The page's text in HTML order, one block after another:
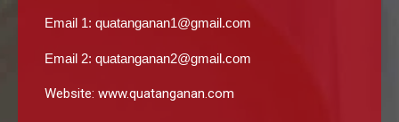
Email 1: quatanganan1@gmail.com
Email 2: quatanganan2@gmail.com
Website: www.quatanganan.com